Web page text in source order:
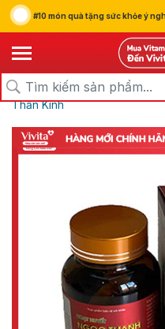
#10 món quà tặng sức khỏe ý
Trang chủ/Sản Phẩm/
Thần Kinh